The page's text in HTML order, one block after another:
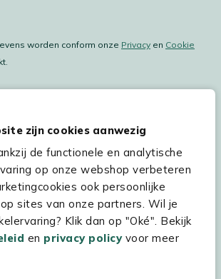
zijn cookies aanwezig
de functionele en analytische
op onze webshop verbeteren
ook persoonlijke
sites van onze partners. Wil je
Klik dan op "Oké". Bekijk
en privacy policyvoor meer
worden conform onze Privacy en Cookie
XXL